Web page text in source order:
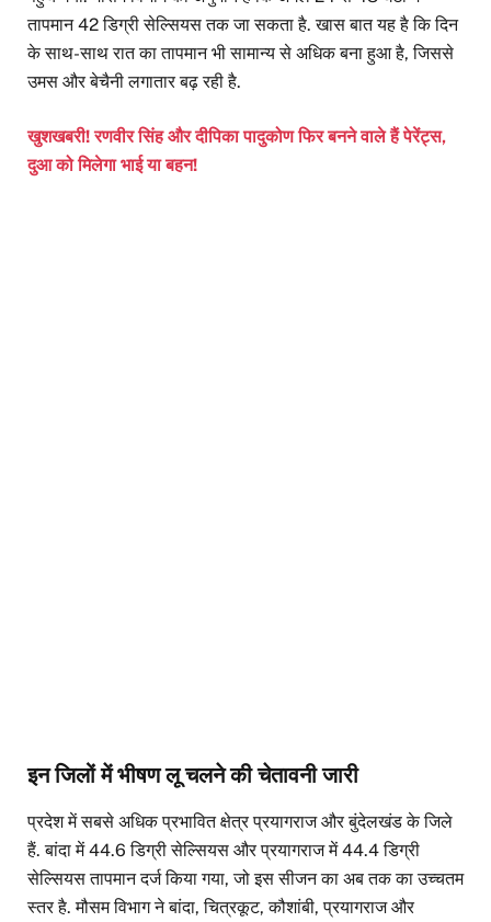
तापमान 42 डिग्री सेल्सियस तक जा सकता है. खास बात यह है कि दिन
के साथ-साथ रात का तापमान भी सामान्य से अधिक बना हुआ है, जिससे
उमस और बेचैनी लगातार बढ़ रही है.
खुशखबरी! रणवीर सिंह और दीपिका पादुकोण फिर बनने वाले हैं पेरेंट्स,
दुआ को मिलेगा भाई या बहन!
इन जिलों में भीषण लू चलने की चेतावनी जारी
प्रदेश में सबसे अधिक प्रभावित क्षेत्र प्रयागराज और बुंदेलखंड के जिले
हैं. बांदा में 44.6 डिग्री सेल्सियस और प्रयागराज में 44.4 डिग्री
सेल्सियस तापमान दर्ज किया गया, जो इस सीजन का अब तक का उच्चतम
स्तर है. मौसम विभाग ने बांदा, चित्रकूट, कौशांबी, प्रयागराज और